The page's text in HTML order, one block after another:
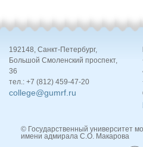
192148, Санкт-Петербург,
Большой Смоленский проспект,
36
тел.: +7 (812) 459-47-20
college@gumrf.ru
© Государственный университет
имени адмирала С.О. Макарова